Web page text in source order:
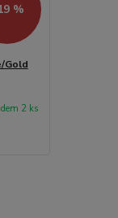
%
Gold
2 ks